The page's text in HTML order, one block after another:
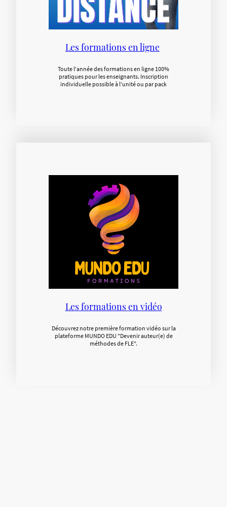
Les formations en ligne
Toute l'année des formations en ligne 100%
pratiques pour les enseignants. Inscription
individuelle possible à l'unité ou par pack
Les formations en vidéo
Découvrez notre première formation vidéo sur la
plateforme MUNDO EDU "Devenir auteur(e) de
méthodes de FLE".